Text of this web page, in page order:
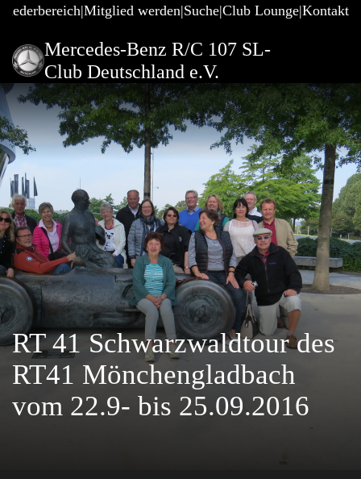
Mitglied werden Suche Club Lounge Kontakt
Mercedes-Benz R/C 107 SL-
Club Deutschland e.V.
RT 41 Schwarzwaldtour des
RT41 Mönchengladbach
vom 22.9- bis 25.09.2016